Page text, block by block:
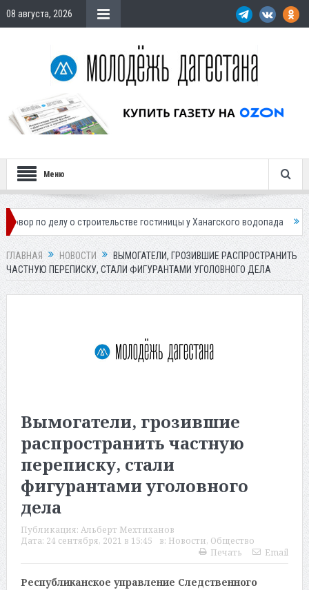
08 августа, 2026
Меню
о строительстве гостиницы у Ханагского водопада Власти
ГЛАВНАЯ НОВОСТИ
ВЫМОГАТЕЛИ, ГРОЗИВШИЕ РАСПРОСТРАНИТЬ
ЧАСТНУЮ ПЕРЕПИСКУ, СТАЛИ ФИГУРАНТАМИ УГОЛОВНОГО ДЕЛА
Вымогатели, грозившие
распространить частную
переписку, стали
фигурантами уголовного
дела
Публикация: Альберт Мехтиханов
Дата: 24 сентября, 2021 в 15:45 в: Новости, Общество
Печать
Email
Республиканское управление Следственного